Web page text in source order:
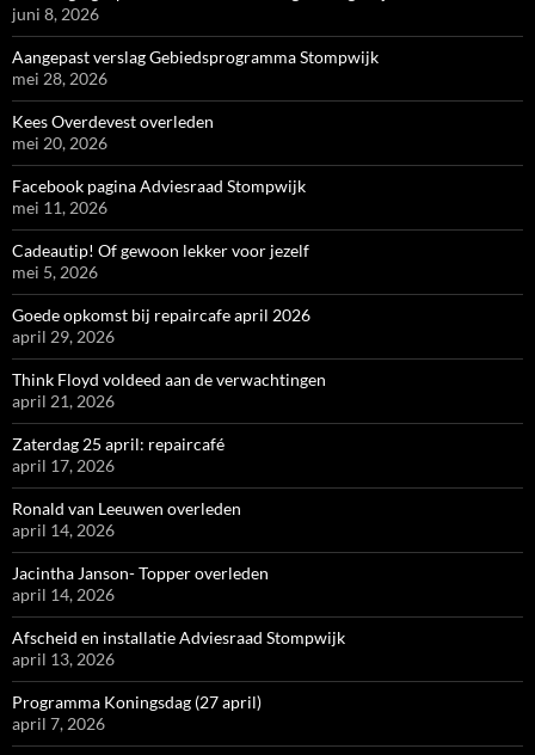
juni 8, 2026
Aangepast verslag Gebiedsprogramma Stompwijk
mei 28, 2026
Kees Overdevest overleden
mei 20, 2026
Facebook pagina Adviesraad Stompwijk
mei 11, 2026
Cadeautip! Of gewoon lekker voor jezelf
mei 5, 2026
Goede opkomst bij repaircafe april 2026
april 29, 2026
Think Floyd voldeed aan de verwachtingen
april 21, 2026
Zaterdag 25 april: repaircafé
april 17, 2026
Ronald van Leeuwen overleden
april 14, 2026
Jacintha Janson- Topper overleden
april 14, 2026
Afscheid en installatie Adviesraad Stompwijk
april 13, 2026
Programma Koningsdag (27 april)
april 7, 2026